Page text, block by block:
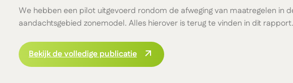
We hebben een pilot uitgevoerd rondom de afweging van maatregelen in
aandachtsgebied zonemodel. Alles hierover is terug te vinden in dit rapport.
Bekijk de volledige publicatie